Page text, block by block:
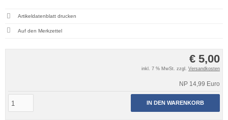
€ 5,00
inkl. 7 % MwSt. zzgl. Versandkosten
NP 14,99 Euro
IN DEN WARENKORB
Artikeldatenblatt drucken